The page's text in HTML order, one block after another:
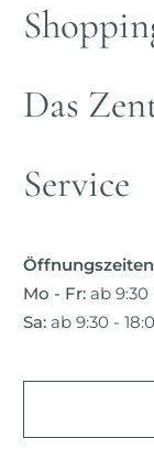
Das
Service
Mo - Fr: ab 9:30
Sa: ab 9:30 -